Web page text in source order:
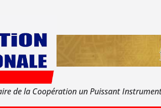
de la Coopération un Puissant